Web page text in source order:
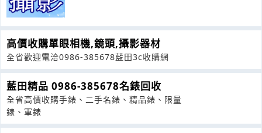
高價收購單眼相機,鏡頭,攝影器材
全省歡迎電洽0986-385678藍田3c收購網
藍田精品 0986-385678名錶回收
全省高價收購手錶、二手名錶、精品錶、限量
錶、軍錶